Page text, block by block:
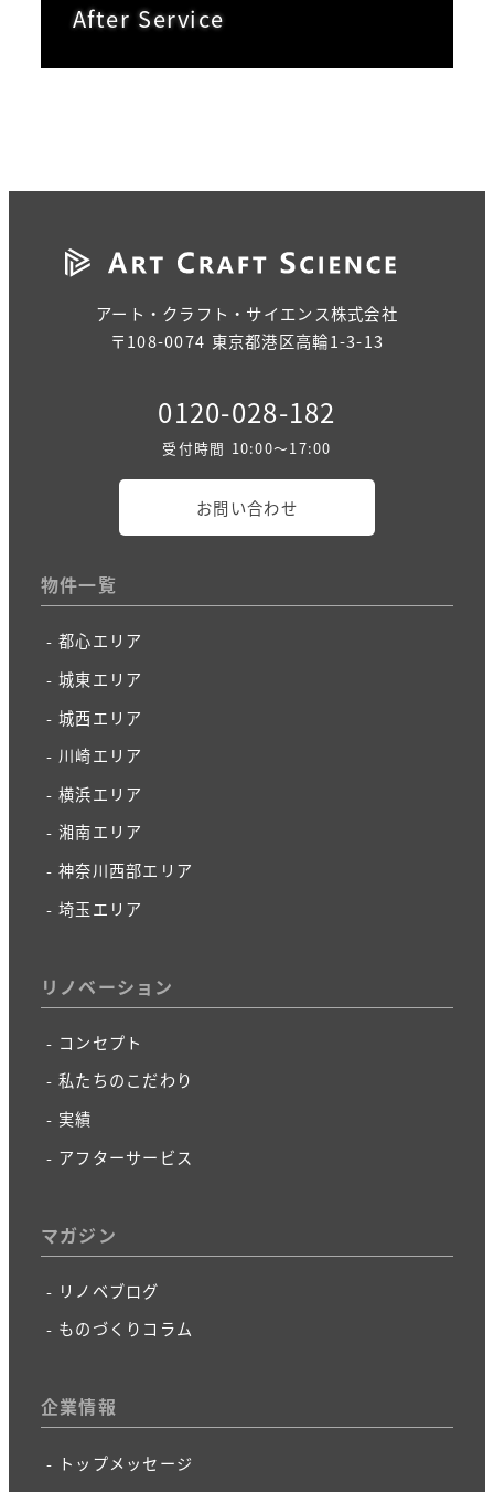
After Service
アート・クラフト・サイエンス株式会社
〒108-0074 東京都港区高輪1-3-13
0120-028-182
受付時間 10:00～17:00
お問い合わせ
物件一覧
都心エリア
城東エリア
城西エリア
川崎エリア
横浜エリア
湘南エリア
神奈川西部エリア
埼玉エリア
リノベーション
コンセプト
私たちのこだわり
実績
アフターサービス
マガジン
リノベブログ
ものづくりコラム
企業情報
トップメッセージ